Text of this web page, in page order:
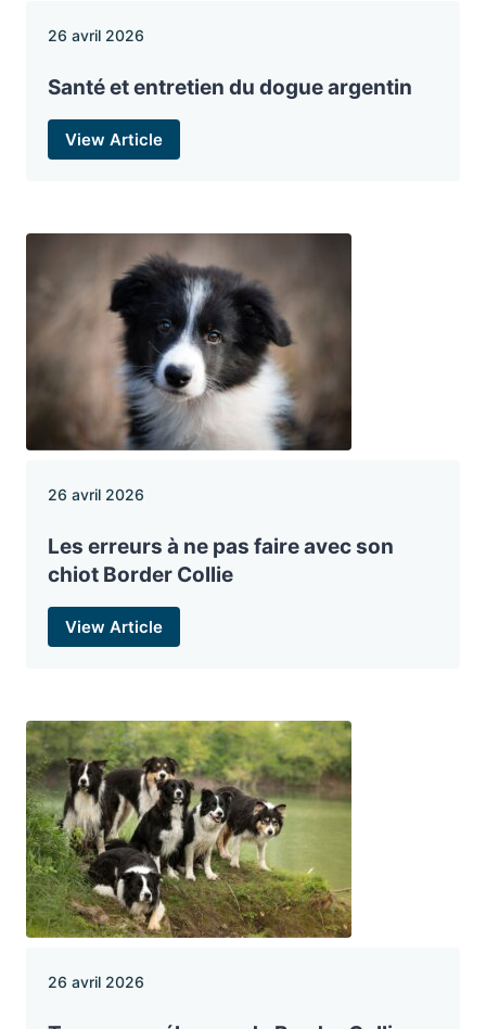
26 avril 2026
Santé et entretien du dogue argentin
View Article
26 avril 2026
Les erreurs à ne pas faire avec son
chiot Border Collie
View Article
26 avril 2026